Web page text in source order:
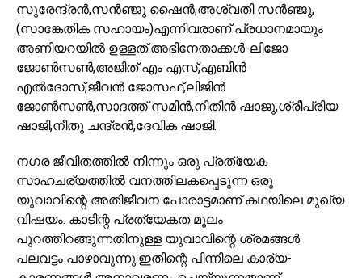
സുരേന്ദ്രൻ,സൻഞ്ജു ഷൈൻ,അശ്വതി സൻഞ്ജു,
(സാങ്കേതിക സഹായം)എന്നിവരാണ് പ്രധാനമായും
അണിയറയിൽ ഉള്ളത്.അഭിനേതാക്കൾ-ലിജോ
ജോൺസൺ,അജിത് എം എസ്,എബിൻ
എൽദോസ്,ജീവൻ ജോസഫ്,ലിജിൻ
ജോൺസൺ,സാദത്ത് സമിൻ,നിതിൻ ഷാജു,ശ്രീപ്രിയ
ഷാജി,നീതു ചന്ദ്രൻ,ദേവിക ഷാജി.
നഗര ജീവിതത്തിൽ നിന്നും ഒരു പ്രത്യേക
സാഹചര്യത്തിൽ വനത്തിലകപ്പെടുന്ന ഒരു
യുവാവിന്റെ അതിജീവന പോരാട്ടമാണ് കഥയിലെ മുഖ്യ
വിഷയം. കാടിന്റ പ്രത്യേകത മൂലം
പുറത്തിറങ്ങുന്നതിനുള്ള യുവാവിന്റെ ശ്രമങ്ങൾ
പലവട്ടം പാഴാവുന്നു.ഇതിന്റെ പിന്നിലെ കാര്യ-